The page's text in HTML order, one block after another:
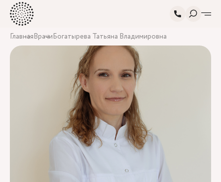
ГлавнаяВрачиБогатырева Татьяна Владимировна